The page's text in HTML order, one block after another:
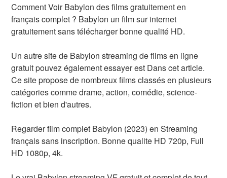
Comment Voir Babylon des films gratuitement en
français complet ? Babylon un film sur internet
gratuitement sans télécharger bonne qualité HD.
Un autre site de Babylon streaming de films en ligne
gratuit pouvez également essayer est Dans cet article.
Ce site propose de nombreux films classés en plusieurs
catégories comme drame, action, comédie, science-
fiction et bien d'autres.
Regarder film complet Babylon (2023) en Streaming
français sans inscription. Bonne qualite HD 720p, Full
HD 1080p, 4k.